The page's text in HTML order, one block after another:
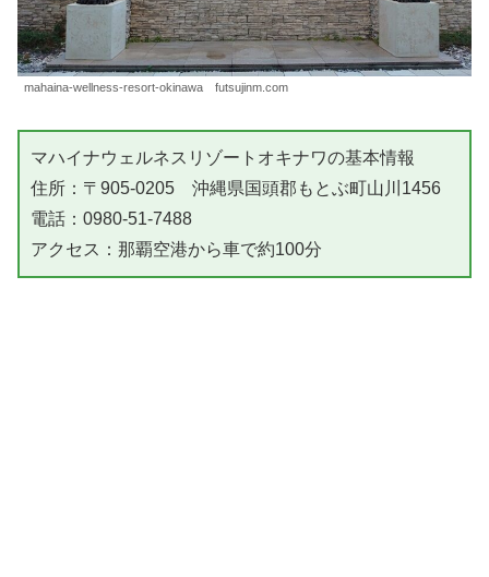
mahaina-wellness-resort-okinawa futsujinm.com
マハイナウェルネスリゾートオキナワの基本情報
住所：〒905-0205 沖縄県国頭郡もとぶ町山川1456
電話：0980-51-7488
アクセス：那覇空港から車で約100分